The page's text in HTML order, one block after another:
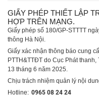
GIẤY PHÉP THIẾT LẬP
HỢP TRÊN MẠNG.
Giấy phép số 180/GP-STTTT
thông Hà Nội.
Giấy xác nhận thông báo cung
PTTH&TTĐT do Cục Phát
13 tháng 6 năm 2025.
Chịu trách nhiệm quản lý nội
Hotline: 0965 08 24 24